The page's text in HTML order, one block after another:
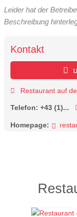
Leider hat der
Beschreibung
Kontakt
Restaurant auf
Telefon: +43 (1)...
Homepage: